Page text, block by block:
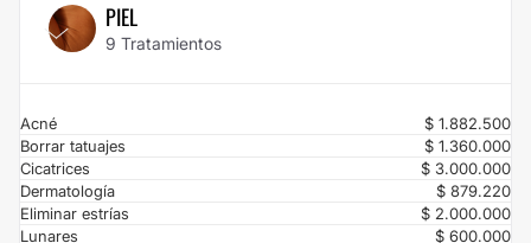
PIEL
9 Tratamientos
Acné
$ 1.882.500
Borrar tatuajes
$ 1.360.000
Cicatrices
$ 3.000.000
Dermatología
$ 879.220
Eliminar estrías
$ 2.000.000
Lunares
$ 600.000